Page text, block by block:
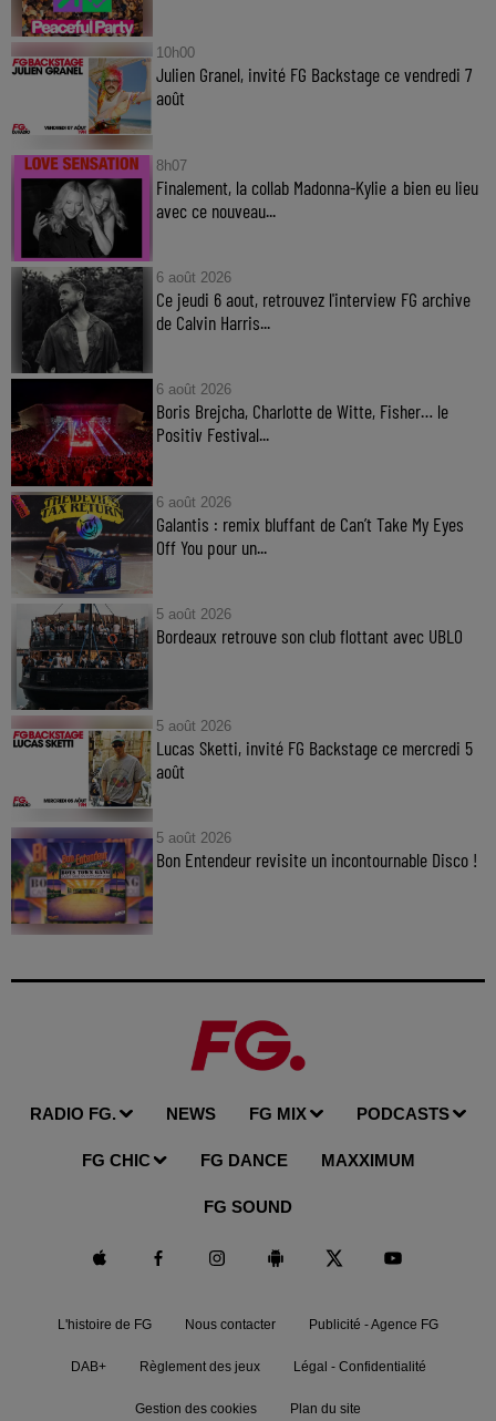
10h00
Julien Granel, invité FG Backstage ce vendredi 7
août
8h07
Finalement, la collab Madonna-Kylie a bien eu lieu
avec ce nouveau...
6 août 2026
Ce jeudi 6 aout, retrouvez l'interview FG archive
de Calvin Harris...
6 août 2026
Boris Brejcha, Charlotte de Witte, Fisher… le
Positiv Festival...
6 août 2026
Galantis : remix bluffant de Can’t Take My Eyes
Off You pour un...
5 août 2026
Bordeaux retrouve son club flottant avec UBLO
5 août 2026
Lucas Sketti, invité FG Backstage ce mercredi 5
août
5 août 2026
Bon Entendeur revisite un incontournable Disco !
RADIO FG. NEWS FG MIX PODCASTS
FG CHIC FG DANCE MAXXIMUM
FG SOUND
L'histoire de FG Nous contacter Publicité - Agence FG
DAB+ Règlement des jeux Légal - Confidentialité
Gestion des cookies Plan du site